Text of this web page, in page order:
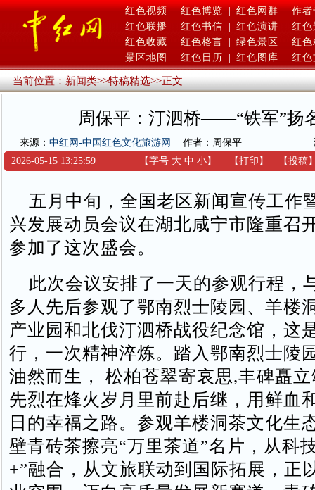
红色视频 | 红色博览 | 红色网群 | 作者
红色联播
红色书信 红色演讲
红色
红色收藏
红色格言 绿色景区
红色
景区地图
红色日历 红色图库 红色
当前位置：新闻类>>特稿精选>>正文
周保平：汀泗桥——“铁军”扬
来源： 中红网-中国红色文化旅游网 作者：周保平
2026-05-15 13:25:59
【字号 大 中 小】 【打印 】 【投稿
五月中旬，全国老区新闻宣传工作
兴发展动员会议在湖北咸宁市隆重召
参加了这次盛会。
此次会议安排了一天的参观行程，
多人先后参观了鄂南烈士陵园、羊楼
产业园和北伐汀泗桥战役纪念馆，这
行，一次精神淬炼。踏入鄂南烈士陵
油然而生， 松柏苍翠寄哀思,丰碑矗
先烈在烽火岁月里前赴后继，用鲜血
日的幸福之路。参观羊楼洞茶文化生
壁青砖茶擦亮“万里茶道”名片，从科
+”融合，从文旅联动到国际拓展，正